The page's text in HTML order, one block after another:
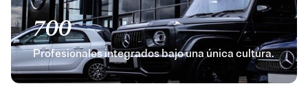
700
Profesionales integrados bajo una única cultura.